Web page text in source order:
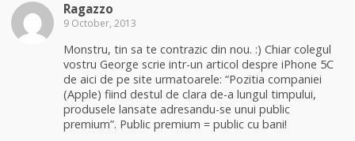
Ragazzo
9 October, 2013
Monstru, tin sa te contrazic din nou. :) Chiar colegul
vostru George scrie intr-un articol despre iPhone 5C
de aici de pe site urmatoarele: “Pozitia companiei
(Apple) fiind destul de clara de-a lungul timpului,
produsele lansate adresandu-se unui public
premium”. Public premium = public cu bani!